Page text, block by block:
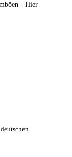
- Hier